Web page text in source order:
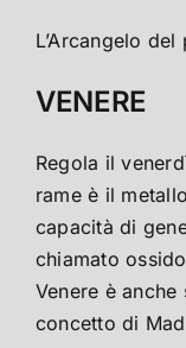
L’Arcangelo
VENERE
Regola il
rame è il
capacità di
chiamato
Venere è anche
concetto di